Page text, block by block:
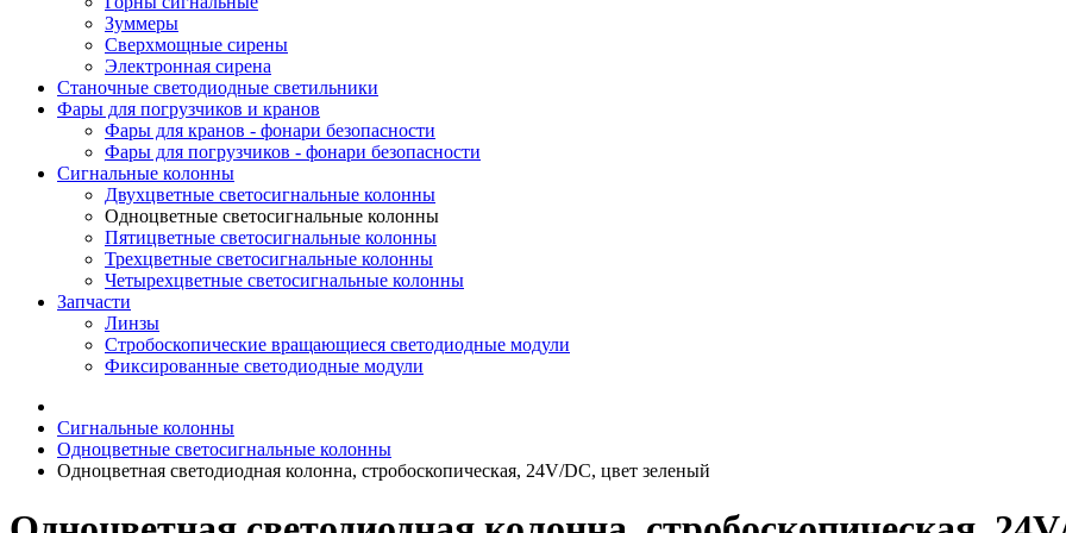
Зуммеры
Сверхмощные сирены
Электронная сирена
Станочные светодиодные светильники
Фары для погрузчиков и кранов
Фары для кранов - фонари безопасности
Фары для погрузчиков - фонари безопасности
Сигнальные колонны
Двухцветные светосигнальные колонны
Одноцветные светосигнальные колонны
Пятицветные светосигнальные колонны
Трехцветные светосигнальные колонны
Четырехцветные светосигнальные колонны
Запчасти
Линзы
Стробоскопические вращающиеся светодиодные модули
Фиксированные светодиодные модули
Сигнальные колонны
Одноцветные светосигнальные колонны
Одноцветная светодиодная колонна, стробоскопическая, 24V/DC, цвет зеленый